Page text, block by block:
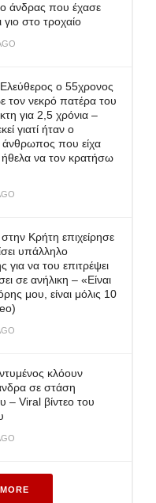
ο άνδρας που έχασε
γιο στο τροχαίο
ο 55χρονος
τον νεκρό πατέρα του
για 2,5 χρόνια –
γιατί ήταν ο
άνθρωπος που είχα
ήθελα να τον κρατήσω
Κρήτη επιχείρησε
υπάλληλο
για να του επιτρέψει
σε ανήλικη – «Είναι
μου, είναι μόλις 10
κλόουν
σε στάση
– Viral βίντεο του